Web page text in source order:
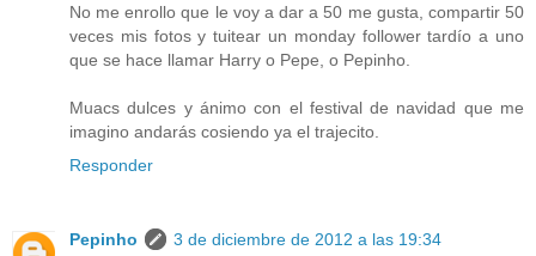
No me enrollo que le voy a dar a 50 me gusta, compartir 50
veces mis fotos y tuitear un monday follower tardío a uno
que se hace llamar Harry o Pepe, o Pepinho.
Muacs dulces y ánimo con el festival de navidad que me
imagino andarás cosiendo ya el trajecito.
Responder
Pepinho
3 de diciembre de 2012 a las 19:34